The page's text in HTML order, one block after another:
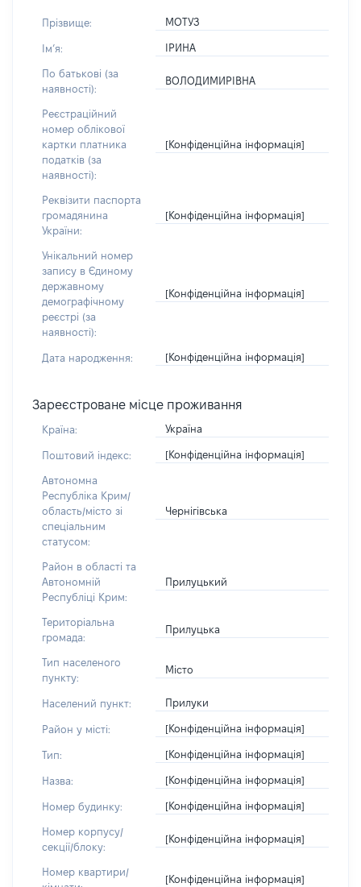
Прізвище: МОТУЗ
Імʼя: ІРИНА
По батькові (за
наявності):
ВОЛОДИМИРІВНА
Реєстраційний
номер облікової
картки платника
податків (за
наявності):
[Конфіденційна інформація]
Реквізити паспорта
громадянина
України:
[Конфіденційна інформація]
Унікальний номер
запису в Єдиному
державному
демографічному
реєстрі (за
наявності):
[Конфіденційна інформація]
Дата народження: [Конфіденційна інформація]
Зареєстроване місце проживання
Країна: Україна
Поштовий індекс: [Конфіденційна інформація]
Автономна
Республіка Крим/
область/місто зі
спеціальним
статусом:
Чернігівська
Район в області та
Автономній
Республіці Крим:
Прилуцький
Територіальна
громада:
Прилуцька
Тип населеного
пункту:
Місто
Населений пункт: Прилуки
Район у місті: [Конфіденційна інформація]
Тип: [Конфіденційна інформація]
Назва: [Конфіденційна інформація]
Номер будинку: [Конфіденційна інформація]
Номер корпусу/
секції/блоку:
[Конфіденційна інформація]
Номер квартири/
[Конфіденційна інформація]